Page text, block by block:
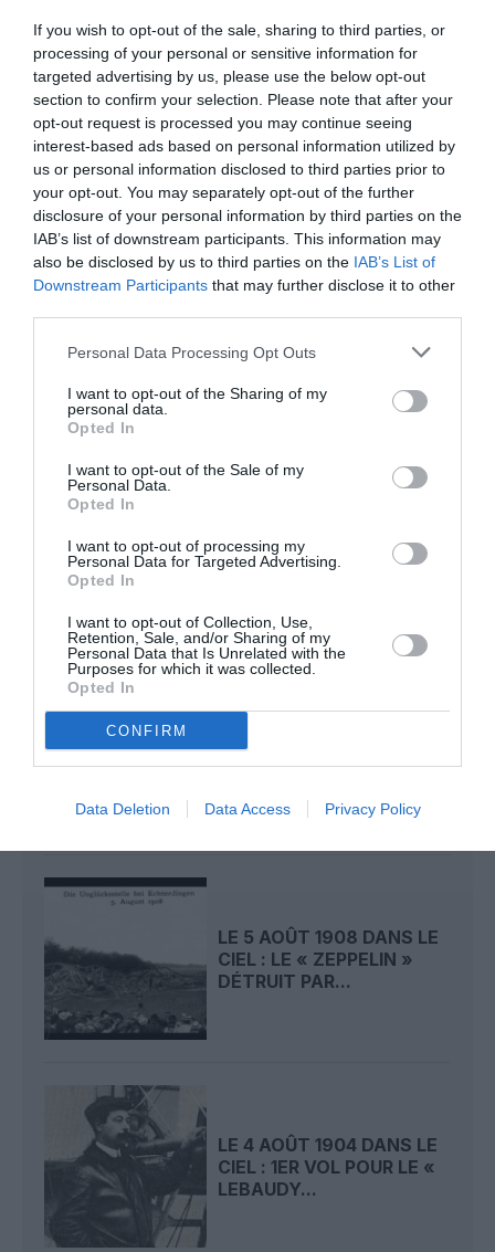
If you wish to opt-out of the sale, sharing to third parties, or
processing of your personal or sensitive information for
targeted advertising by us, please use the below opt-out
section to confirm your selection. Please note that after your
opt-out request is processed you may continue seeing
interest-based ads based on personal information utilized by
us or personal information disclosed to third parties prior to
your opt-out. You may separately opt-out of the further
disclosure of your personal information by third parties on the
IAB’s list of downstream participants. This information may
also be disclosed by us to third parties on the IAB’s List of
Downstream Participants that may further disclose it to other
Personal Data Processing Opt Outs
I want to opt-out of the Sharing of my
personal data.
Opted In
I want to opt-out of the Sale of my
Personal Data.
Opted In
I want to opt-out of processing my
Personal Data for Targeted Advertising.
Opted In
I want to opt-out of Collection, Use,
Retention, Sale, and/or Sharing of my
Personal Data that Is Unrelated with the
Purposes for which it was collected.
Opted In
CONFIRM
Data Deletion Data Access Privacy Policy
DERNIERS COMMENTAIRES
GVA1112a commenté l'article :
19 h 23 sans escale : le Boeing 777F de National
Airlines relie l’Écosse à l’Australie
Pas si Coola commenté l'article :
19 h 23 sans escale : le Boeing 777F de National
histoire de l'aviation
LIRE AUSSI
CIEL : ROGER SOMMER
PERMET LE SACRE...
LE 5 AOÛT 1908 DANS LE
CIEL : LE « ZEPPELIN »
DÉTRUIT PAR...
LE 4 AOÛT 1904 DANS LE
CIEL : 1ER VOL POUR LE «
LEBAUDY...